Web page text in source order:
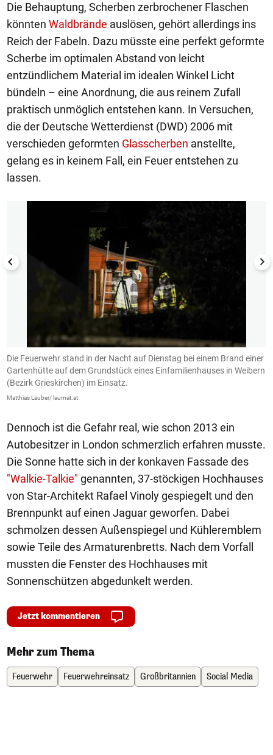
Die Behauptung, Scherben zerbrochener Flaschen
könnten Waldbrände auslösen, gehört allerdings ins
Reich der Fabeln. Dazu müsste eine perfekt geformte
Scherbe im optimalen Abstand von leicht
entzündlichem Material im idealen Winkel Licht
bündeln – eine Anordnung, die aus reinem Zufall
praktisch unmöglich entstehen kann. In Versuchen,
die der Deutsche Wetterdienst (DWD) 2006 mit
verschieden geformten Glasscherben anstellte,
gelang es in keinem Fall, ein Feuer entstehen zu
lassen.1/4
Die Feuerwehr stand in der Nacht auf Dienstag bei einem Brand einer
Gartenhütte auf dem Grundstück eines Einfamilienhauses in Weibern
(Bezirk Grieskirchen) im Einsatz.
Matthias Lauber/ laumat.at
Dennoch ist die Gefahr real, wie schon 2013 ein
Autobesitzer in London schmerzlich erfahren musste.
Die Sonne hatte sich in der konkaven Fassade des
"Walkie-Talkie" genannten, 37-stöckigen Hochhauses
von Star-Architekt Rafael Vinoly gespiegelt und den
Brennpunkt auf einen Jaguar geworfen. Dabei
schmolzen dessen Außenspiegel und Kühleremblem
sowie Teile des Armaturenbretts. Nach dem Vorfall
mussten die Fenster des Hochhauses mit
Sonnenschützen abgedunkelt werden.
Jetzt kommentieren
Mehr zum Thema
Feuerwehr Feuerwehreinsatz Großbritannien Social Media